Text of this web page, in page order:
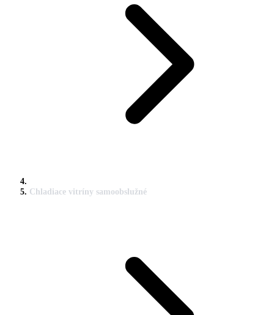
Chladiace vitríny samoobslužné